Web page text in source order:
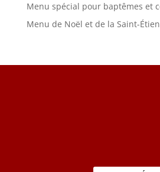
Menu spécial pour baptêmes et
Menu de Noël et de la Saint-